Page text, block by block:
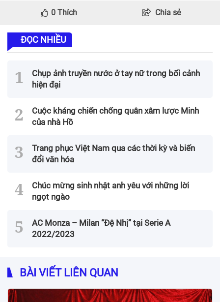
0 Thích Chia sẻ
ĐỌC NHIỀU
Chụp ảnh truyền nước ở tay nữ trong bối cảnh
hiện đại
Cuộc kháng chiến chống quân xâm lược Minh
của nhà Hồ
Trang phục Việt Nam qua các thời kỳ và biến
đổi văn hóa
Chúc mừng sinh nhật anh yêu với những lời
ngọt ngào
AC Monza – Milan “Đệ Nhị” tại Serie A
2022/2023
BÀI VIẾT LIÊN QUAN